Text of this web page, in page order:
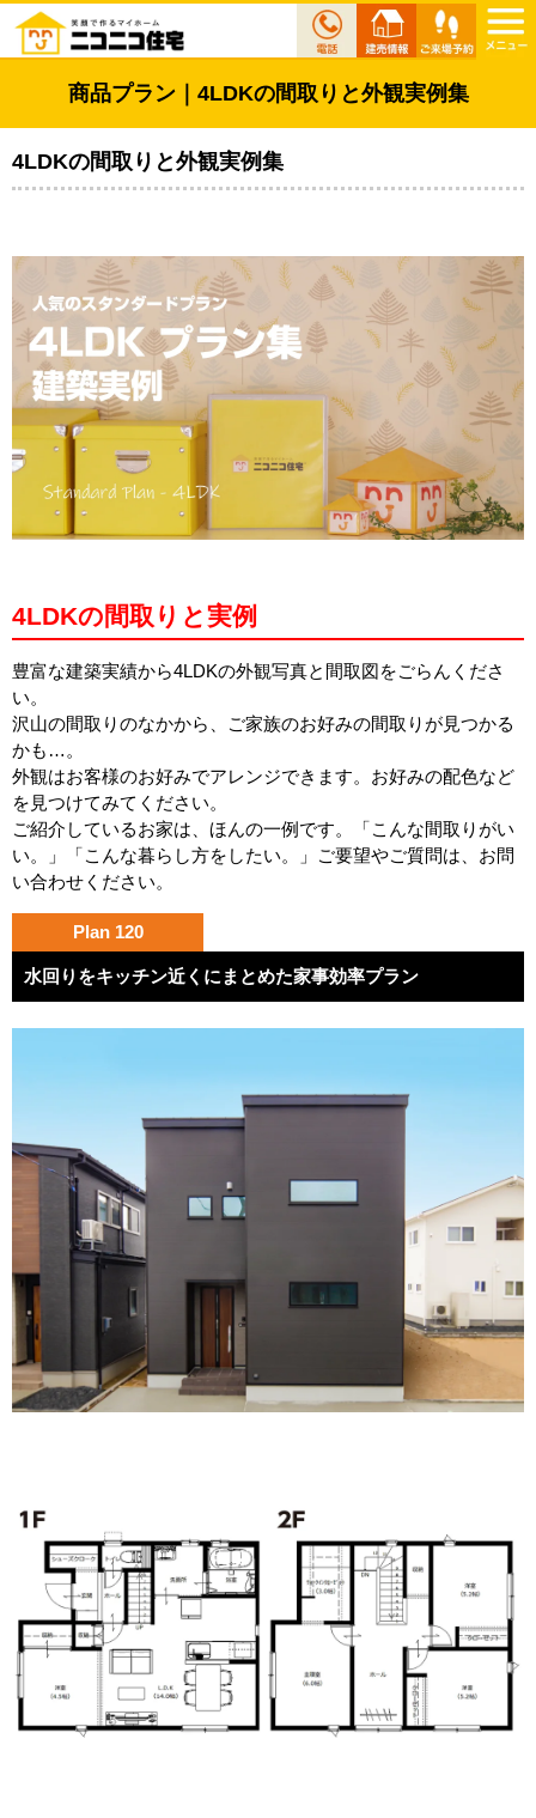
商品プラン｜4LDKの間取りと外観実例集
4LDKの間取りと外観実例集
4LDKの間取りと実例
豊富な建築実績から4LDKの外観写真と間取図をごらんくださ
い。
沢山の間取りのなかから、ご家族のお好みの間取りが見つかる
かも…。
外観はお客様のお好みでアレンジできます。お好みの配色など
を見つけてみてください。
ご紹介しているお家は、ほんの一例です。「こんな間取りがい
い。」「こんな暮らし方をしたい。」ご要望やご質問は、お問
い合わせください。
Plan 120
水回りをキッチン近くにまとめた家事効率プラン